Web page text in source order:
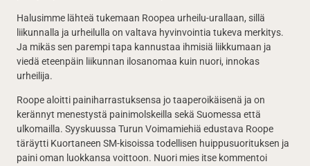
Halusimme lähteä tukemaan Roopea urheilu-urallaan, sillä
liikunnalla ja urheilulla on valtava hyvinvointia tukeva merkitys.
Ja mikäs sen parempi tapa kannustaa ihmisiä liikkumaan ja
viedä eteenpäin liikunnan ilosanomaa kuin nuori, innokas
urheilija.
Roope aloitti painiharrastuksensa jo taaperoikäisenä ja on
kerännyt menestystä painimolskeilla sekä Suomessa että
ulkomailla. Syyskuussa Turun Voimamiehiä edustava Roope
täräytti Kuortaneen SM-kisoissa todellisen huippusuorituksen ja
paini oman luokkansa voittoon. Nuori mies itse kommentoi